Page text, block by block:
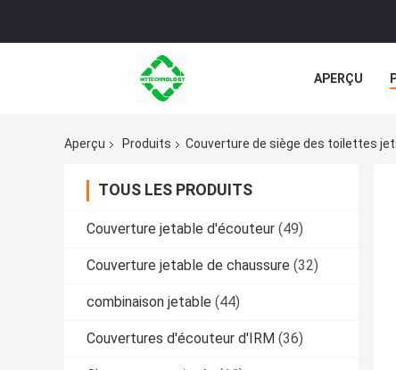
APERÇU
Aperçu
Produits Couverture de siège des toilettes
TOUS LES PRODUITS
Couverture jetable d'écouteur (49)
Couverture jetable de chaussure (32)
combinaison jetable (44)
Couvertures d'écouteur d'IRM (36)